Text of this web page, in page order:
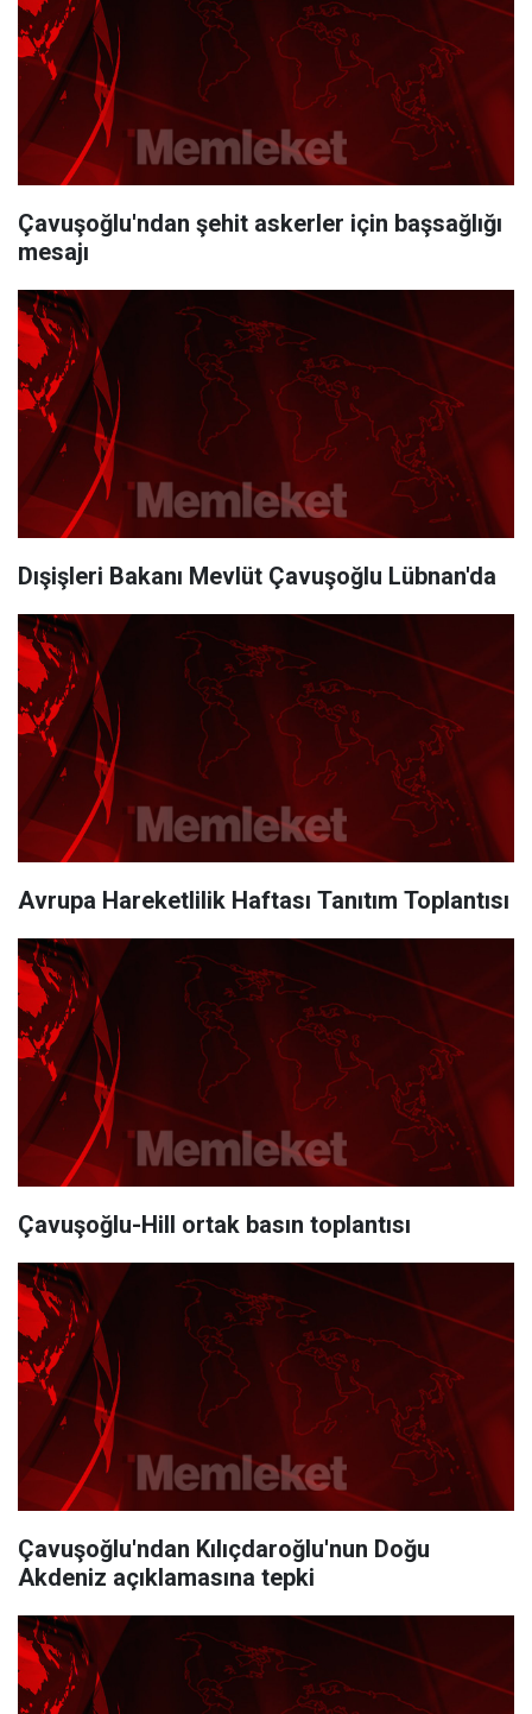
Çavuşoğlu'ndan şehit askerler için başsağlığı
mesajı
Dışişleri Bakanı Mevlüt Çavuşoğlu Lübnan'da
Avrupa Hareketlilik Haftası Tanıtım Toplantısı
Çavuşoğlu-Hill ortak basın toplantısı
Çavuşoğlu'ndan Kılıçdaroğlu'nun Doğu
Akdeniz açıklamasına tepki